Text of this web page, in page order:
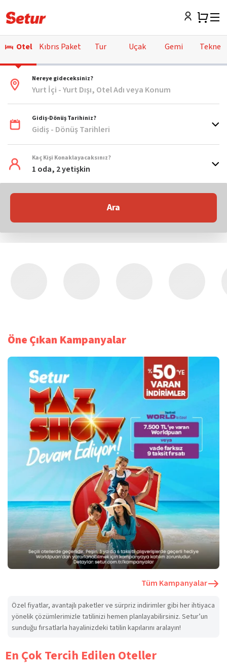
Otel Kıbrıs Paket Tur Uçak Gemi Tekne
Nereye gideceksiniz?
Yurt İçi - Yurt Dışı, Otel Adı veya Konum
Gidiş-Dönüş Tarihiniz?
Gidiş - Dönüş Tarihleri
Kaç Kişi Konaklayacaksınız?
1 oda, 2 yetişkin
Ara
Öne Çıkan Kampanyalar
Tüm Kampanyalar
Özel fiyatlar, avantajlı paketler ve sürpriz indirimler gibi her ihtiyaca
yönelik çözümlerimizle tatilinizi hemen planlayabilirsiniz. Setur’un
sunduğu fırsatlarla hayalinizdeki tatilin kapılarını aralayın!
En Çok Tercih Edilen Oteller